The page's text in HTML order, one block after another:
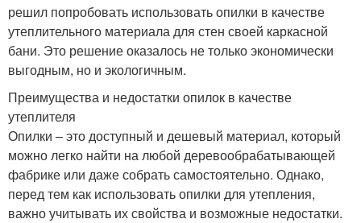
решил попробовать использовать опилки в качестве
утеплительного материала для стен своей каркасной
бани. Это решение оказалось не только экономически
выгодным, но и экологичным.
Преимущества и недостатки опилок в качестве
утеплителя
Опилки – это доступный и дешевый материал, который
можно легко найти на любой деревообрабатывающей
фабрике или даже собрать самостоятельно. Однако,
перед тем как использовать опилки для утепления,
важно учитывать их свойства и возможные недостатки.